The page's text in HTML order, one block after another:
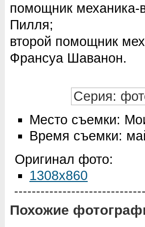
помощник механика-
Пилля;
второй помощник
Франсуа Шаванон.
Серия:
Место съемки:
Время съемки:
Оригинал фото:
1308x860
Похожие